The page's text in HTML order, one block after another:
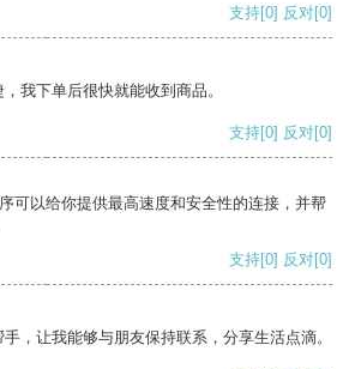
支持[0] 反对[0]
我下单后很快就能收到商品。
支持[0] 反对[0]
可以给你提供最高速度和安全性的连接，并帮
支持[0] 反对[0]
，让我能够与朋友保持联系，分享生活点滴。